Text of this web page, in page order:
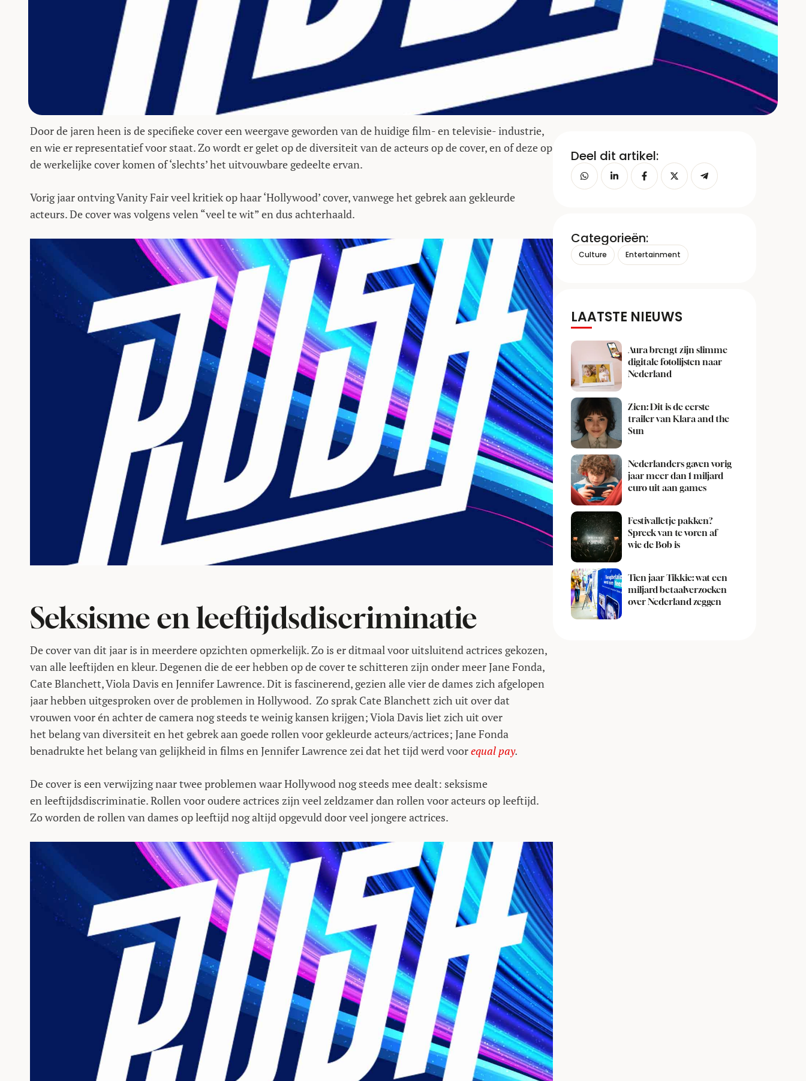
Door de jaren heen is de specifieke cover een weergave geworden van de huidige film- en televisie- industrie,
en wie er representatief voor staat. Zo wordt er gelet op de diversiteit van de acteurs op de cover, en of deze op
de werkelijke cover komen of ‘slechts’ het uitvouwbare gedeelte ervan.
Vorig jaar ontving Vanity Fair veel kritiek op haar ‘Hollywood’ cover, vanwege het gebrek aan gekleurde
acteurs. De cover was volgens velen “veel te wit” en dus achterhaald.
Seksisme en leeftijdsdiscriminatie
De cover van dit jaar is in meerdere opzichten opmerkelijk. Zo is er ditmaal voor uitsluitend actrices gekozen,
van alle leeftijden en kleur. Degenen die de eer hebben op de cover te schitteren zijn onder meer Jane Fonda,
Cate Blanchett, Viola Davis en Jennifer Lawrence. Dit is fascinerend, gezien alle vier de dames zich afgelopen
jaar hebben uitgesproken over de problemen in Hollywood. Zo sprak Cate Blanchett zich uit over dat
vrouwen voor én achter de camera nog steeds te weinig kansen krijgen; Viola Davis liet zich uit over
het belang van diversiteit en het gebrek aan goede rollen voor gekleurde acteurs/actrices; Jane Fonda
benadrukte het belang van gelijkheid in films en Jennifer Lawrence zei dat het tijd werd voorequal pay.
De cover is een verwijzing naar twee problemen waar Hollywood nog steeds mee dealt: seksisme
en leeftijdsdiscriminatie. Rollen voor oudere actrices zijn veel zeldzamer dan rollen voor acteurs op leeftijd.
Zo worden de rollen van dames op leeftijd nog altijd opgevuld door veel jongere actrices.
Deel dit artikel:
Categorieën:
Culture Entertainment
LAATSTE NIEUWS
Aura brengt zijn slimme
digitale fotolijsten naar
Nederland
Zien: Dit is de eerste
trailer van Klara and the
Sun
Nederlanders gaven vorig
jaar meer dan 1 miljard
euro uit aan games
Festivalletje pakken?
Spreek van te voren af
wie de Bob is
Tien jaar Tikkie: wat een
miljard betaalverzoeken
over Nederland zeggen